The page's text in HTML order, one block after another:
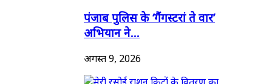
पंजाब पुलिस के ‘गैंगस्टरां ते वार’
अभियान ने...
अगस्त 9, 2026